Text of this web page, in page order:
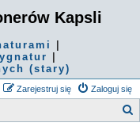
Kapsli
(stary)
Zaloguj się
Zarejestruj się